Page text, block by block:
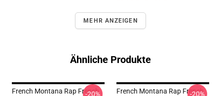
MEHR ANZEIGEN
Ähnliche Produkte
French Montana Rap French
-20%
French Montana Rap French
-20%